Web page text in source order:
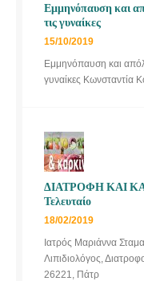
Εμμηνόπαυση και
τις γυναίκες
15/10/2019
Εμμηνόπαυση και
γυναίκες Κωνσταντία
ΔΙΑΤΡΟΦΗ ΚΑΙ
Τελευταίο
18/02/2019
Ιατρός Μαριάννα
Λιπιδιολόγος,
26221, Πάτρ